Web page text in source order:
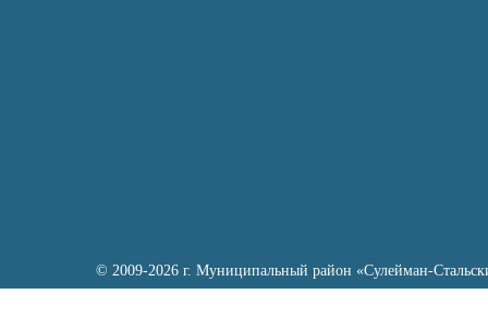
© 2009-2026 г. Муниципальный район «Сулейман-